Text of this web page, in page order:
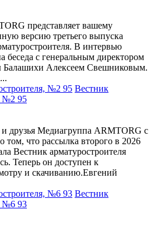
представляет вашему
версию третьего выпуска
В интервью
беседа с генеральным директором
Балашихи Алексеем Свешниковым.
Вестник
№2 95
друзья Медиагруппа ARMTORG с
том, что рассылка второго в 2026
Вестник арматуростроителя
Теперь он доступен к
и скачиванию.Евгений
Вестник
№6 93